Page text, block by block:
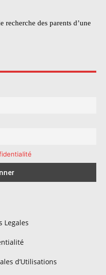
recherche des parents d’une
Legales
d’Utilisations